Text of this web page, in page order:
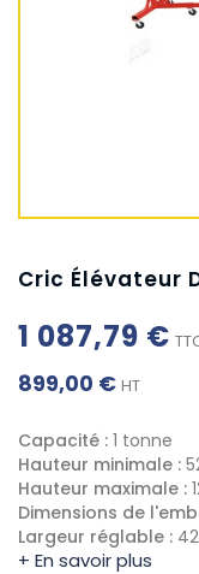
Cric Élévateur
1 087,79 €
899,00 € HT
Capacité : 1 tonne
Hauteur minimale :
Hauteur maximale :
Dimensions de
Largeur réglable :
+ En savoir plus